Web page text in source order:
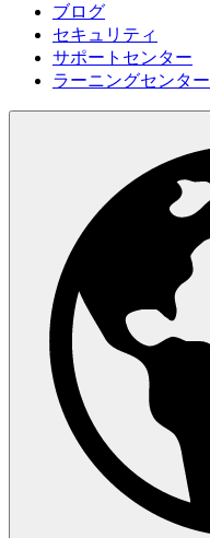
ブログ
セキュリティ
サポートセンター
ラーニングセンター